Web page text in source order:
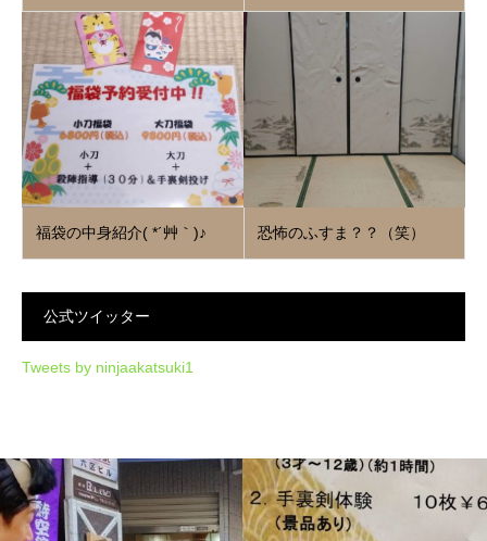
福袋の中身紹介( *´艸｀)♪ 恐怖のふすま？？（笑）
公式ツイッター
Tweets by ninjaakatsuki1